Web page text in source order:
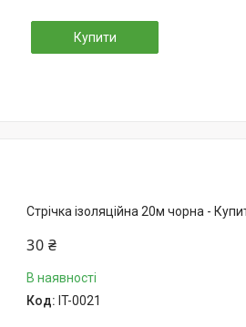
Купити
Стрічка ізоляційна 20м чорна -
30 ₴
IT-0021
В наявності